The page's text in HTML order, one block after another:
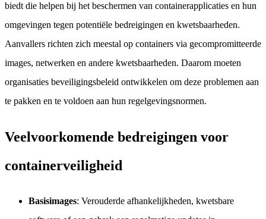
biedt die helpen bij het beschermen van containerapplicaties en hun
omgevingen tegen potentiële bedreigingen en kwetsbaarheden.
Aanvallers richten zich meestal op containers via gecompromitteerde
images, netwerken en andere kwetsbaarheden. Daarom moeten
organisaties beveiligingsbeleid ontwikkelen om deze problemen aan
te pakken en te voldoen aan hun regelgevingsnormen.
Veelvoorkomende bedreigingen voor
containerveiligheid
Basisimages: Verouderde afhankelijkheden, kwetsbare